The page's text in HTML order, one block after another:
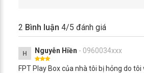
2 Bình luận 4/5 đánh giá
H Nguyễn Hiền - 0960034xxx
FPT Play Box của nhà tôi bị hỏng do